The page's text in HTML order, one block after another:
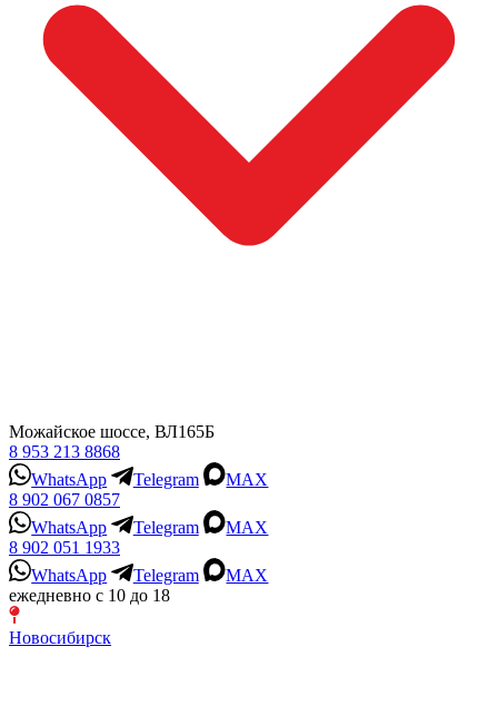
Можайское шоссе, ВЛ165Б
8 953 213 8868
WhatsApp
Telegram
MAX
8 902 067 0857
WhatsApp
Telegram
MAX
8 902 051 1933
WhatsApp
Telegram
MAX
ежедневно с 10 до 18
Новосибирск